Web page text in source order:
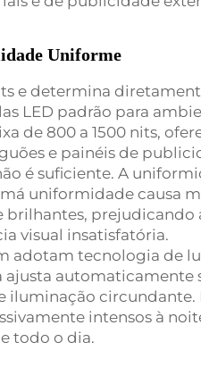
Uniforme
e determina
LED padrão para
de 800 a 1500 nits,
e painéis de
é suficiente. A
uniformidade causa
brilhantes,
visual insatisfatória.
adotam tecnologia de
ajusta automaticamente
iluminação circundante.
intensos à
todo o dia.